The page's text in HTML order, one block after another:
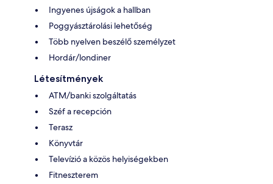
Ingyenes újságok a hallban
Poggyásztárolási lehetőség
Több nyelven beszélő személyzet
Hordár/londiner
Létesítmények
ATM/banki szolgáltatás
Széf a recepción
Terasz
Könyvtár
Televízió a közös helyiségekben
Fitneszterem